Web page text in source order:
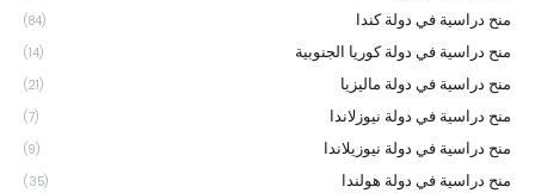
منح دراسية في دولة كندا (84)
منح دراسية في دولة كوريا الجنوبية (14)
منح دراسية في دولة ماليزيا (21)
منح دراسية في دولة نيوزلاندا (7)
منح دراسية في دولة نيوزيلاندا (9)
منح دراسية في دولة هولندا (35)